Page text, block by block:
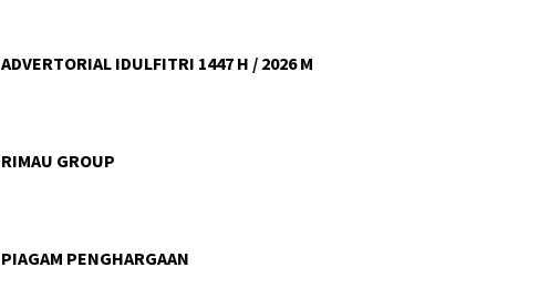
ADVERTORIAL IDULFITRI 1447 H / 2026 M
RIMAU GROUP
PIAGAM PENGHARGAAN